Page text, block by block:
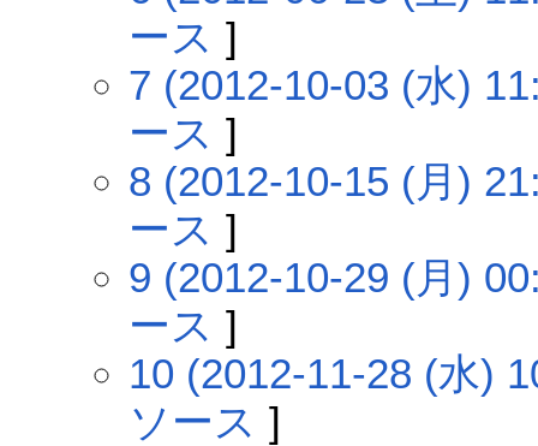
ース ]
7 (2012-10-03 (水)
ース ]
8 (2012-10-15 (月)
ース ]
9 (2012-10-29 (月)
ース ]
10 (2012-11-28 (水)
ソース ]